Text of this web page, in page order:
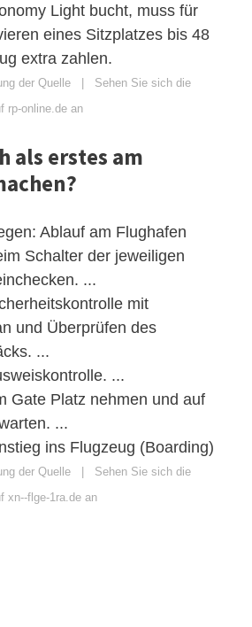
Light bucht, muss für
eines Sitzplatzes bis 48
extra zahlen.
der Quelle | Sehen Sie sich die
rp-online.de an
als erstes am
Ablauf am Flughafen
Schalter der jeweiligen
...
mit
und Überprüfen des
...
...
Gate Platz nehmen und auf
...
ins Flugzeug (Boarding)
der Quelle | Sehen Sie sich die
xn--flge-1ra.de an